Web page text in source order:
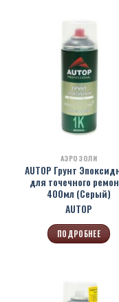
АЭРОЗОЛИ
AUTOP Грунт
для точечного
400мл (Серый)
AUTOP
ПОДРОБНЕЕ